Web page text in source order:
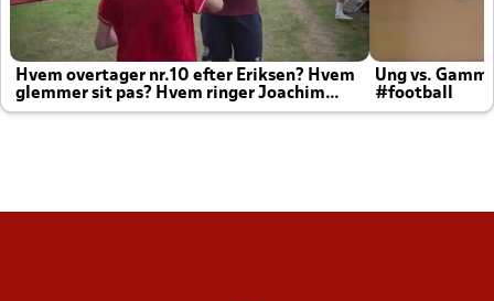
Hvem overtager nr.10 efter Eriksen? Hvem
glemmer sit pas? Hvem ringer Joachim
altid til efter kampe?
Ung vs.
#football